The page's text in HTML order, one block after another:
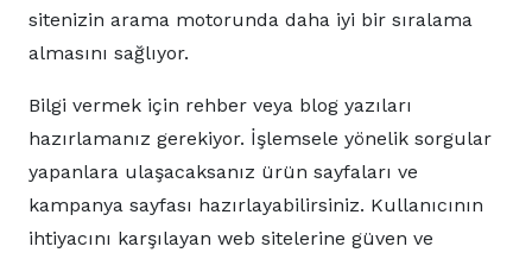
sitenizin arama motorunda daha iyi bir sıralama
almasını sağlıyor.
Bilgi vermek için rehber veya blog yazıları
hazırlamanız gerekiyor. İşlemsele yönelik sorgular
yapanlara ulaşacaksanız ürün sayfaları ve
kampanya sayfası hazırlayabilirsiniz. Kullanıcının
ihtiyacını karşılayan web sitelerine güven ve